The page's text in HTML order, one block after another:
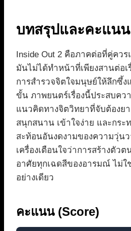
บทสรุปและคะแนน
Inside Out 2 คือภาคต่อที่คู่ควร
มันไม่ได้ทำหน้าที่เพียงสานต่อเ
การสำรวจจิตใจมนุษย์ให้ลึกซึ้
ขั้น ภาพยนตร์เรื่องนี้ประสบคว
แนวคิดทางจิตวิทยาที่จับต้องยา
สนุกสนาน เข้าใจง่าย และกร
สะท้อนอันงดงามของความวุ่น
เครื่องเตือนใจว่าการสร้างตัว
อาศัยทุกเฉดสีของอารมณ์ ไม่ใ
อย่างเดียว
คะแนน (Score)